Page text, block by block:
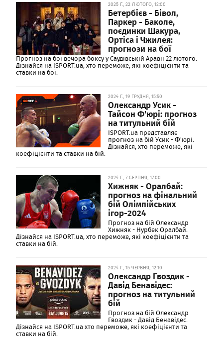
2025 Г., 22 ЛЮТОГО, 12:00
Бетербієв - Бівол,
Паркер - Баколе,
поєдинки Шакура,
Ортіса і Чжилея:
прогнози на бої
Прогноз на бої вечора боксу у Саудівській Аравії 22 лютого.
Дізнайся на ISPORT.ua, хто переможе, які коефіцієнти та
ставки на бої.
2024 Г., 19 ГРУДНЯ, 15:50
Олександр Усик -
Тайсон Ф'юрі: прогноз
на титульний бій
ISPORT.ua представляє
прогноз на бій Усик - Ф'юрі.
Дізнайся, хто переможе, які
коефіцієнти та ставки на бій.
2024 Г., 7 СЕРПНЯ, 17:00
Хижняк - Оралбай:
прогноз на фінальний
бій Олімпійських
ігор-2024
Прогноз на бій Олександр
Хижняк - Нурбек Оралбай.
Дізнайся на ISPORT.ua, хто переможе, які коефіцієнти та
ставки на бій.
2024 Г., 15 ЧЕРВНЯ, 12:10
Олександр Гвоздик -
Давід Бенавідес:
прогноз на титульний
бій
Прогноз на бій Олександр
Гвоздик - Давід Бенавідес.
Дізнайся на ISPORT.ua хто переможе, які коефіцієнти та
ставки на бій.